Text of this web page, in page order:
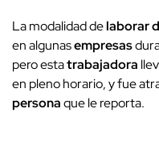
La modalidad delaborar
en algunasempresas
pero estatrabajadora
en pleno horario, y fue
personaque le reporta.